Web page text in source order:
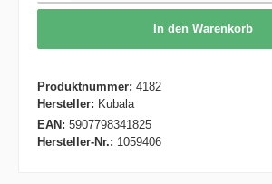
In den Warenkorb
Produktnummer: 4182
Hersteller: Kubala
EAN: 5907798341825
Hersteller-Nr.: 1059406